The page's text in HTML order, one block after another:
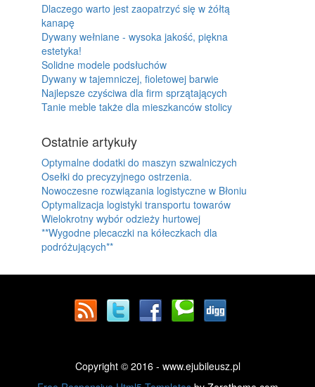
Dlaczego warto jest zaopatrzyć się w żółtą
kanapę
Dywany wełniane - wysoka jakość, piękna
estetyka!
Solidne modele podsłuchów
Dywany w tajemniczej, fioletowej barwie
Najlepsze czyściwa dla firm sprzątających
Tanie meble także dla mieszkanców stolicy
Ostatnie artykuły
Optymalne dodatki do maszyn szwalniczych
Osełki do precyzyjnego ostrzenia.
Nowoczesne rozwiązania logistyczne w Błoniu
Optymalizacja logistyki transportu towarów
Wielokrotny wybór odzieży hurtowej
**Wygodne plecaczki na kółeczkach dla
podróżujących**
Copyright © 2016 - www.ejubileusz.pl